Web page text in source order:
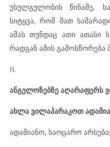
უსულგულობის წინაშე,
სიტყვა, რომ მათ
ამას თუნდაც ათი ათასი
რადგან ამის გამოსწორება
II.
ანგელოზებზე აღარაფერს
ახლა ვილაპარაკოთ
ადამიანო, საოცარო